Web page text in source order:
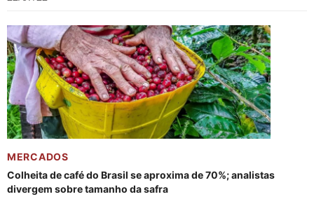
MERCADOS
Colheita de café do Brasil se aproxima de 70%; analistas
divergem sobre tamanho da safra